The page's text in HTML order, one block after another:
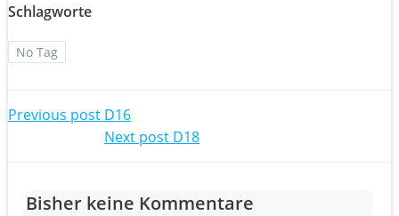
Schlagworte
No Tag
Post
Previous post D16
navigation
Next post D18
Bisher keine Kommentare